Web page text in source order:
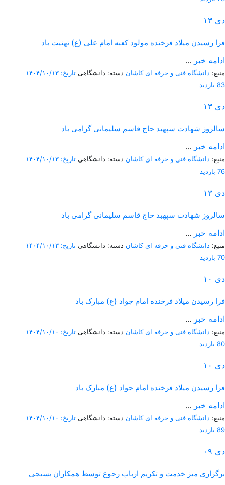
۱۳ دی
فرا رسیدن میلاد فرخنده مولود کعبه امام علی (ع) تهنیت باد
... ادامه خبر
منبع: دانشگاه فنی و حرفه ای کاشان دسته: دانشگاهی تاریخ: ۱۴۰۴/۱۰/۱۳
83 بازدید
۱۳ دی
سالروز شهادت سپهبد حاج قاسم سلیمانی گرامی باد
... ادامه خبر
منبع: دانشگاه فنی و حرفه ای کاشان دسته: دانشگاهی تاریخ: ۱۴۰۴/۱۰/۱۳
76 بازدید
۱۳ دی
سالروز شهادت سپهبد حاج قاسم سلیمانی گرامی باد
... ادامه خبر
منبع: دانشگاه فنی و حرفه ای کاشان دسته: دانشگاهی تاریخ: ۱۴۰۴/۱۰/۱۳
70 بازدید
۱۰ دی
فرا رسیدن میلاد فرخنده امام جواد (ع) مبارک باد
... ادامه خبر
منبع: دانشگاه فنی و حرفه ای کاشان دسته: دانشگاهی تاریخ: ۱۴۰۴/۱۰/۱۰
80 بازدید
۱۰ دی
فرا رسیدن میلاد فرخنده امام جواد (ع) مبارک باد
... ادامه خبر
منبع: دانشگاه فنی و حرفه ای کاشان دسته: دانشگاهی تاریخ: ۱۴۰۴/۱۰/۱۰
89 بازدید
۰۹ دی
برگزاری میز خدمت و تکریم ارباب رجوع توسط همکاران بسیجی